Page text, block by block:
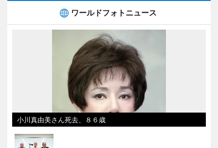
ワールドフォトニュース
小川真由美さん死去、８６歳